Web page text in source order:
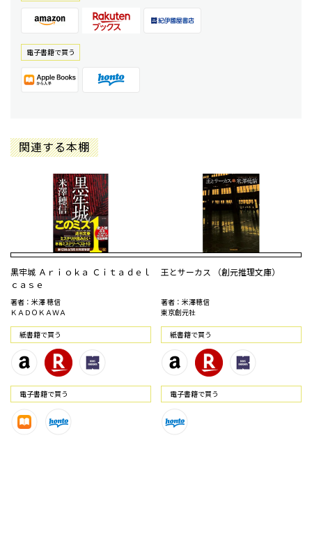
電⼦書籍で買う
関連する本棚
黒牢城 Ａｒｉｏｋａ Ｃｉｔａｄｅｌ
ｃａｓｅ
著者：米澤 穂信
ＫＡＤＯＫＡＷＡ
紙書籍で買う
電⼦書籍で買う
王とサーカス （創元推理文庫）
著者：米澤穂信
東京創元社
紙書籍で買う
電⼦書籍で買う